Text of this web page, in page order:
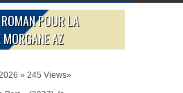
POUR LA
AZ
» 245 Views»